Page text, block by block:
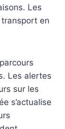
Les
en
Les alertes
sur les
s’actualise